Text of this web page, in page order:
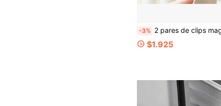
-3% 2 pares de clips magnéticos para cortinas, clips magnéticos con peso para cortinas con chinchetas, sujetadores magnéticos para cortinas, mantienen las cortinas o cortinas de ducha firmemente contra la pared, evitan que el viento sople, la filtración de luz, adecuados para dormitorio,
$1.925